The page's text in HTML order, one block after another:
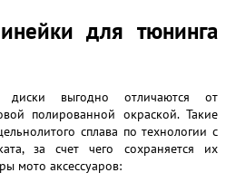
для тюнинга
диски выгодно отличаются от
полированной окраской. Такие
сплава по технологии с
за счет чего сохраняется их
мото аксессуаров: